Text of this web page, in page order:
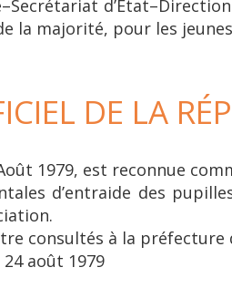
la majorité, pour les
DE LA
1979, est reconnue
d’entraide des
consultés à la préfecture
24 août 1979